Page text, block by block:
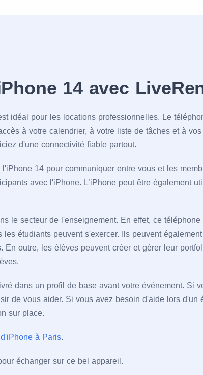
14 avec
idéal pour les locations professionnelles. Le
à votre calendrier, à votre liste de tâches et à
d'une connectivité fiable partout.
14 pour communiquer entre vous et les
avec l'iPhone. L’iPhone peut être également
le secteur de l'enseignement. En effet, ce
étudiants peuvent s'exercer. Ils peuvent
En outre, les élèves peuvent créer et gérer leur
dans un profil de base avant votre événement. Si
de vous aider. Si vous avez besoin d'aide lors d'un
sur place.
à Paris.
échanger sur ce bel appareil.